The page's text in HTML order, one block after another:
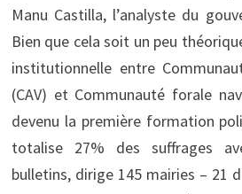
Manu Castilla, l’analyste du
Bien que cela soit un peu
institutionnelle entre
(CAV) et Communauté forale
devenu la première formation
totalise 27% des suffrages
bulletins, dirige 145 mairies – 21